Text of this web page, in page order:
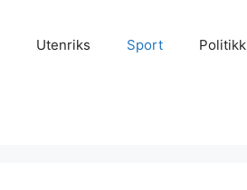
Utenriks Sport Politikk